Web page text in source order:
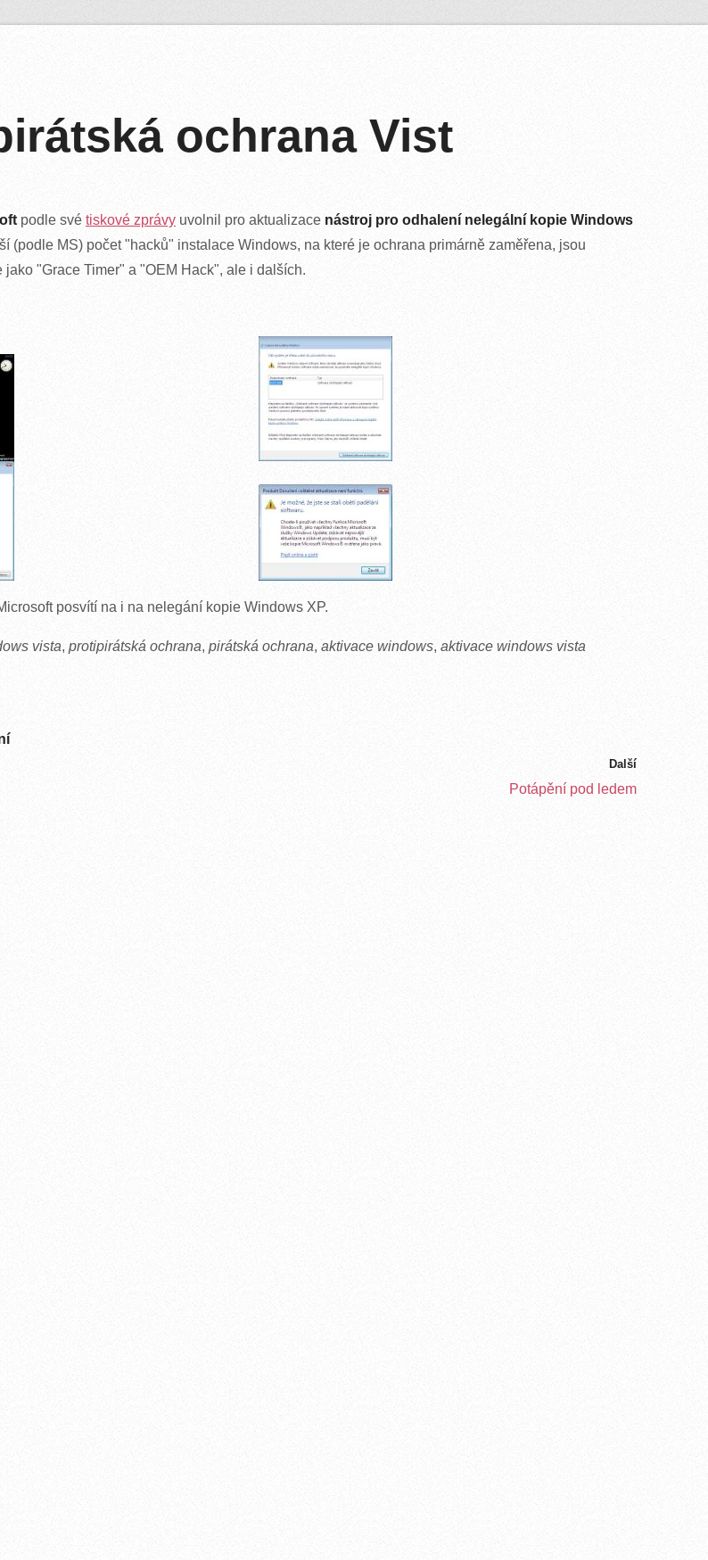
ochrana Vist
podle své tiskové zprávy uvolnil pro aktualizace nástroj pro odhalení nelegální kopie Windows
(podle MS) počet "hacků" instalace Windows, na které je ochrana primárně zaměřena, jsou
jako "Grace Timer" a "OEM Hack", ale i dalších.
posvítí na i na nelegání kopie Windows XP.
vista, protipirátská ochrana, pirátská ochrana, aktivace windows, aktivace windows vista
Další
Potápění pod ledem